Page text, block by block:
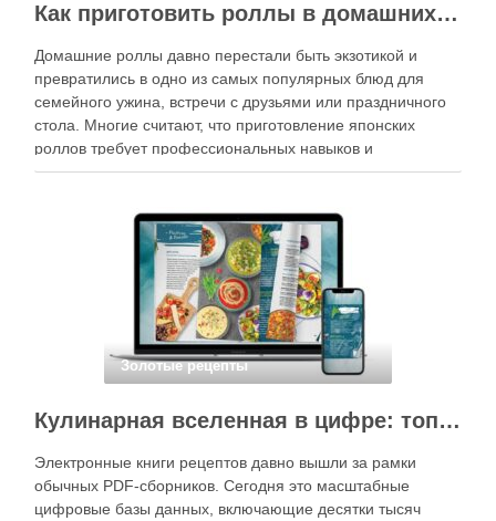
Как приготовить роллы в домашних условиях?
Домашние роллы давно перестали быть экзотикой и
превратились в одно из самых популярных блюд для
семейного ужина, встречи с друзьями или праздничного
стола. Многие считают, что приготовление японских
роллов требует профессиональных навыков и
специального оборудования, однако на практике сделать
кухне. Главное — …
Золотые рецепты
Кулинарная вселенная в цифре: топ-3 самых больших электронных книг рецептов
Электронные книги рецептов давно вышли за рамки
обычных PDF-сборников. Сегодня это масштабные
цифровые базы данных, включающие десятки тысяч